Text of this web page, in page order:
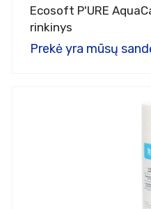
Ecosoft P'URE
rinkinys
Prekė yra mūsų